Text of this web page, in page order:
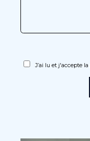
J’ai lu et j'accepte la